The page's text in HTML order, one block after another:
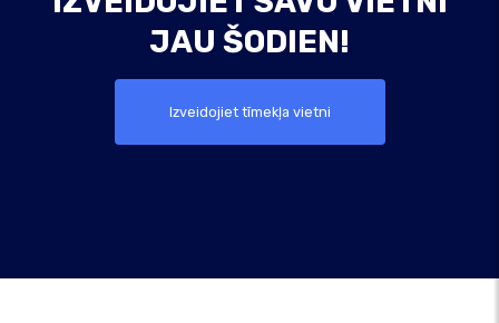
JAU ŠODIEN!
Izveidojiet tīmekļa vietni